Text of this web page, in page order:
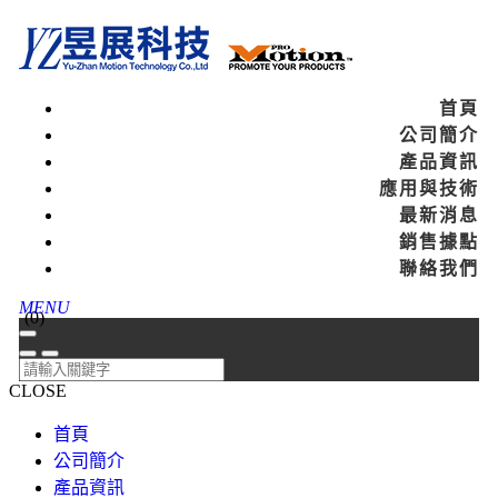
首頁
公司簡介
產品資訊
應用與技術
最新消息
銷售據點
聯絡我們
MENU
(0)
CLOSE
首頁
公司簡介
產品資訊